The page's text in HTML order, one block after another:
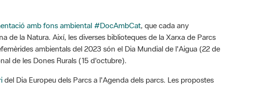
amb fons ambiental #DocAmbCat, que cada any
de la Natura. Així, les diverses biblioteques de la Xarxa de Parcs
ambientals del 2023 són el Dia Mundial de l'Aigua (22 de
de les Dones Rurals (15 d'octubre).
del Dia Europeu dels Parcs a l'Agenda dels parcs. Les propostes